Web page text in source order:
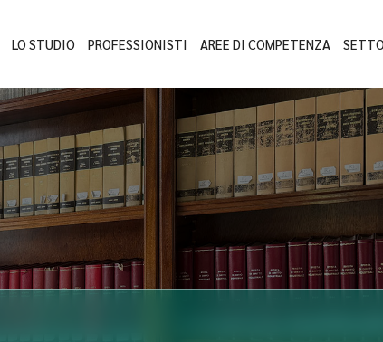
LO STUDIO PROFESSIONISTI AREE DI COMPETENZA